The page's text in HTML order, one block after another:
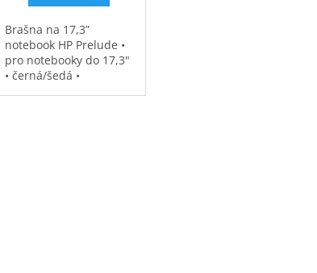
Brašna na 17,3”
notebook HP Prelude •
pro notebooky do 17,3"
• černá/šedá •